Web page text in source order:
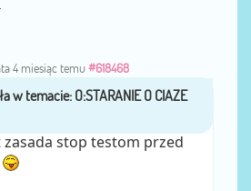
4 miesiąc temu #618468
przezMirella
zasada stop testom przed